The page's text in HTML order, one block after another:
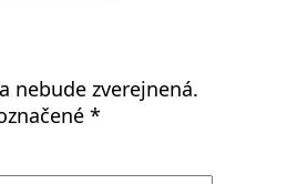
nebude zverejnená.
*